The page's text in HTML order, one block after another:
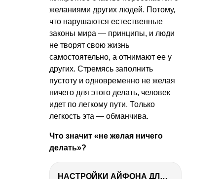
желаниями других людей. Потому,
что нарушаются естественные
законы мира — принципы, и люди
не творят свою жизнь
самостоятельно, а отнимают ее у
других. Стремясь заполнить
пустоту и одновременно не желая
ничего для этого делать, человек
идет по легкому пути. Только
легкость эта — обманчива.
Что значит «не желая ничего
делать»?
НАСТРОЙКИ АЙФОНА ДЛЯ ФОТО И ВИДЕО